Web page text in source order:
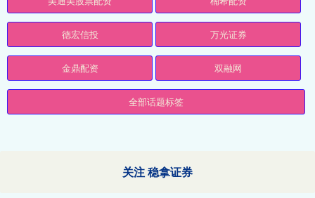
德宏信投 万光证券
金鼎配资 双融网
全部话题标签
关注 稳拿证券